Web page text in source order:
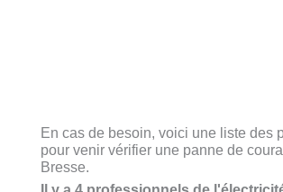
En cas de besoin, voici une liste des
pour venir vérifier une panne de
Bresse.